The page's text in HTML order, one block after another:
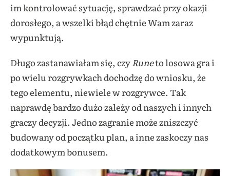
im kontrolować sytuację, sprawdzać przy okazji
dorosłego, a wszelki błąd chętnie Wam zaraz
wypunktują.
Długo zastanawiałam się, czyRuneto losowa gra i
po wielu rozgrywkach dochodzę do wniosku, że
tego elementu, niewiele w rozgrywce. Tak
naprawdę bardzo dużo zależy od naszych i innych
graczy decyzji. Jedno zagranie może zniszczyć
budowany od początku plan, a inne zaskoczy nas
dodatkowym bonusem.